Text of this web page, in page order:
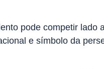
pode competir lado
e símbolo da